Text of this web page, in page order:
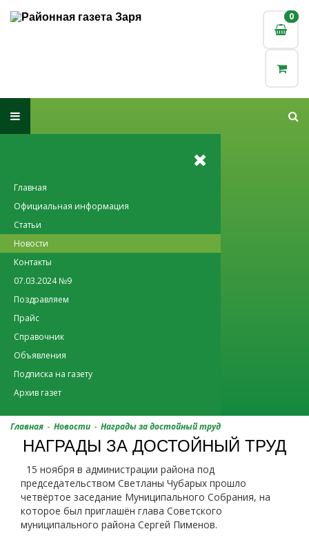
0
0
Главная
Официальная информация
Статьи
Новости
Контакты
07.03.2024 №9
Поздравляем
Прайс
Справочник
Объявления
Подписка на газету
Архив газет
Главная - Новости - Награды за достойный труд
НАГРАДЫ ЗА ДОСТОЙНЫЙ ТРУД
15 ноября в администрации района под
председательством Светланы Чубарых прошло
четвёртое заседание Муниципального Собрания, на
которое был приглашён глава Советского
муниципального района Сергей Пименов.